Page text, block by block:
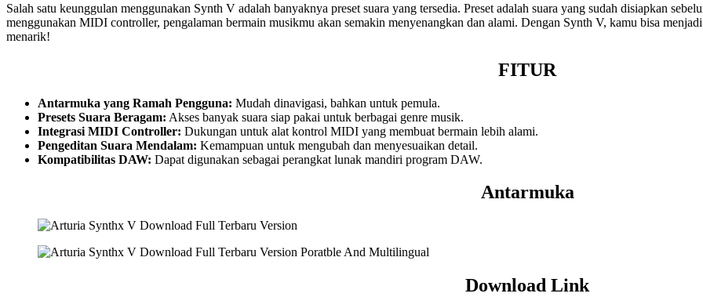
Salah satu keunggulan menggunakan Synth V adalah banyaknya preset suara yang tersedia. Preset adalah suara yang sudah disiapkan
menggunakan MIDI controller, pengalaman bermain musikmu akan semakin menyenangkan dan alami. Dengan Synth V, kamu bisa
menarik!
FITUR
Antarmuka yang Ramah Pengguna: Mudah dinavigasi, bahkan untuk pemula.
Presets Suara Beragam: Akses banyak suara siap pakai untuk berbagai genre musik.
Integrasi MIDI Controller: Dukungan untuk alat kontrol MIDI yang membuat bermain lebih alami.
Pengeditan Suara Mendalam: Kemampuan untuk mengubah dan menyesuaikan detail.
Kompatibilitas DAW: Dapat digunakan sebagai perangkat lunak mandiri program DAW.
Antarmuka
Download Link